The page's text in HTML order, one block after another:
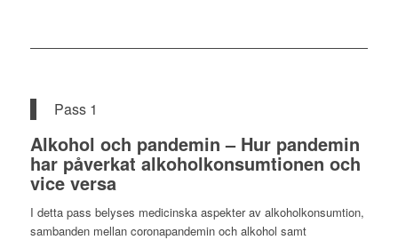
Pass 1
Alkohol och pandemin – Hur pandemin
har påverkat alkoholkonsumtionen och
vice versa
I detta pass belyses medicinska aspekter av alkoholkonsumtion,
sambanden mellan coronapandemin och alkohol samt